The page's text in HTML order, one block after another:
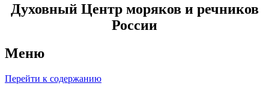
Духовный Центр моряков и речников
России
Меню
Перейти к содержанию